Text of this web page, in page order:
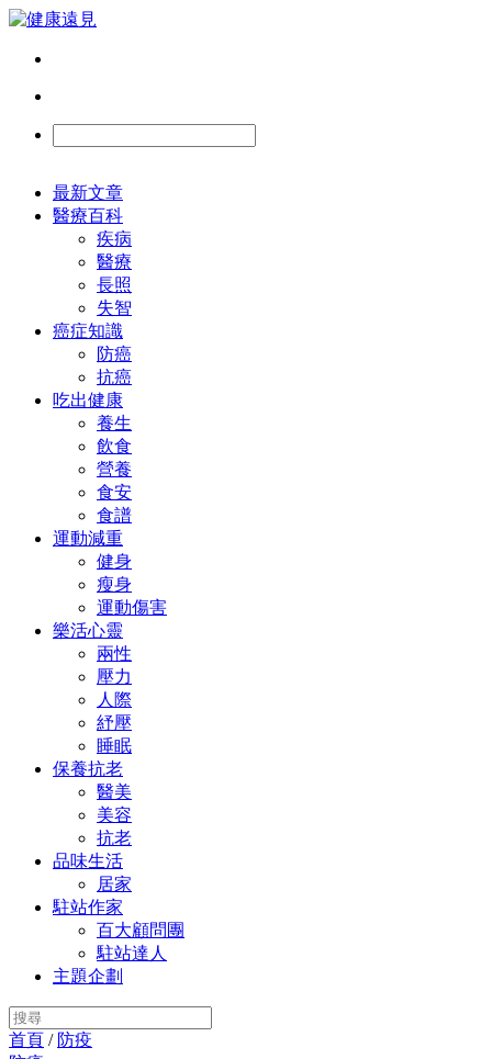
最新文章
醫療百科
疾病
醫療
長照
失智
癌症知識
防癌
抗癌
吃出健康
養生
飲食
營養
食安
食譜
運動減重
健身
瘦身
運動傷害
樂活心靈
兩性
壓力
人際
紓壓
睡眠
保養抗老
醫美
美容
抗老
品味生活
居家
駐站作家
百大顧問團
駐站達人
主題企劃
首頁 / 防疫